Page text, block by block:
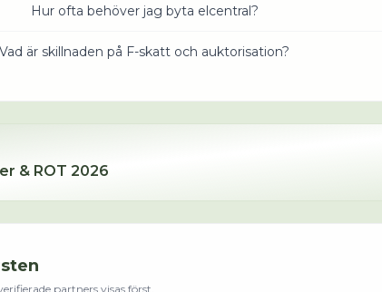
Hur ofta behöver jag byta elcentral?
Vad är skillnaden på F-skatt och auktorisation?
& ROT 2026
partners visas först.